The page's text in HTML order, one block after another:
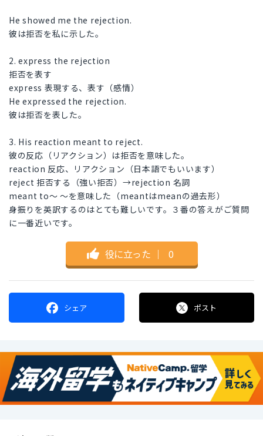
He showed me the rejection.
彼は拒否を私に示した。
2. express the rejection
拒否を表す
express 表現する、表す（感情）
He expressed the rejection.
彼は拒否を表した。
3. His reaction meant to reject.
彼の反応（リアクション）は拒否を意味した。
reaction 反応、リアクション（日本語でもいいます）
reject 拒否する（強い拒否）→rejection 名詞
meant to～ ～を意味した（meantはmeanの過去形）
身振りを英訳するのはとても難しいです。３番の答えがご質問
に一番近いです。
役に立った ｜ 0
シェア ポスト